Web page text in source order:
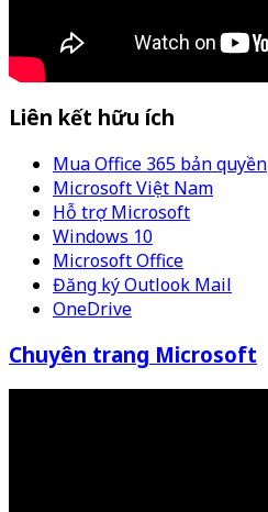
Liên kết hữu ích
Mua Office 365 bản quyền
Microsoft Việt Nam
Hỗ trợ Microsoft
Windows 10
Microsoft Office
Đăng ký Outlook Mail
OneDrive
Chuyên trang Microsoft